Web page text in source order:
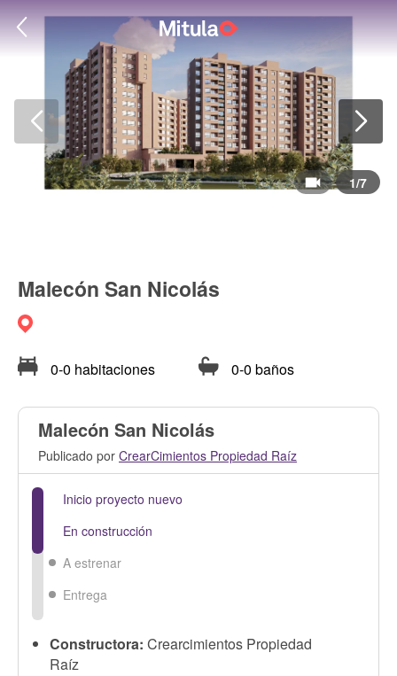
1/7
Malecón San Nicolás
0-0 habitaciones 0-0 baños
Malecón San Nicolás
Publicado por CrearCimientos Propiedad Raíz
Inicio proyecto nuevo
En construcción
A estrenar
Entrega
Constructora: Crearcimientos Propiedad
Raíz